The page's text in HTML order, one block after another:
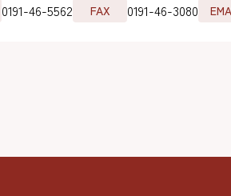
0191-46-5562 FAX 0191-46-3080